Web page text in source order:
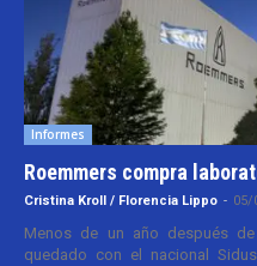
Informes
Roemmers compra
Cristina Kroll / Florencia Lippo - 05/
Menos de un año después
quedado con el nacional